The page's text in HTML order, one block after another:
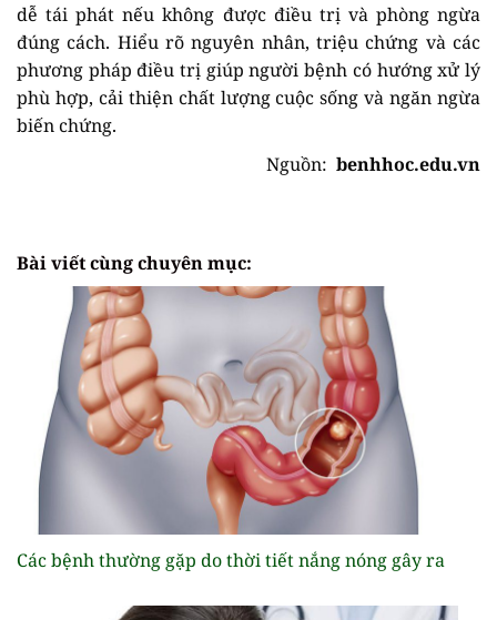
dễ tái phát nếu không được điều trị và phòng ngừa
đúng cách. Hiểu rõ nguyên nhân, triệu chứng và các
phương pháp điều trị giúp người bệnh có hướng xử lý
phù hợp, cải thiện chất lượng cuộc sống và ngăn ngừa
biến chứng.
Nguồn: benhhoc.edu.vn
Bài viết cùng chuyên mục:
Các bệnh thường gặp do thời tiết nắng nóng gây ra